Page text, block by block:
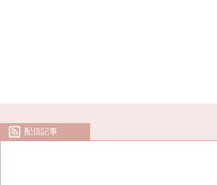
配信記事